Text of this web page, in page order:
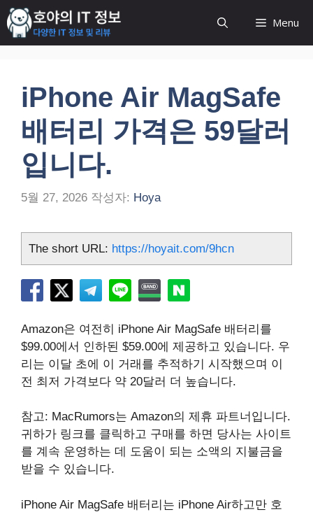
컨
텐
츠
Menu
iPhone Air MagSafe
배터리 가격은 59달러
입니다.
5월 27, 2026 작성자: Hoya
The short URL: https://hoyait.com/9hcn
Amazon은 여전히 ​​iPhone Air MagSafe 배터리를
$99.00에서 인하된 $59.00에 제공하고 있습니다. 우
리는 이달 초에 이 거래를 추적하기 시작했으며 이
전 최저 가격보다 약 20달러 더 높습니다.
참고: MacRumors는 Amazon의 제휴 파트너입니다.
귀하가 링크를 클릭하고 구매를 하면 당사는 사이트
를 계속 운영하는 데 도움이 되는 소액의 지불금을
받을 수 있습니다.
iPhone Air MagSafe 배터리는 iPhone Air하고만 호